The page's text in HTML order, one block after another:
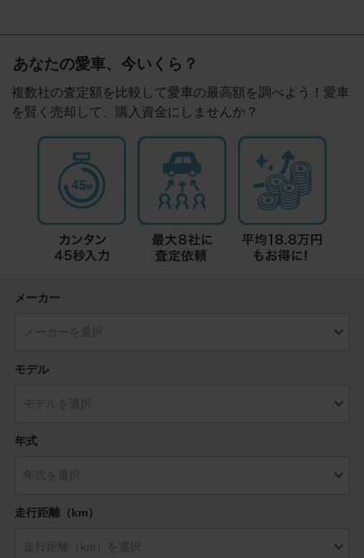
あなたの愛車、今いくら？
複数社の査定額を比較して愛車の最高額を調べよう！愛車
を賢く売却して、購入資金にしませんか？
メーカー
モデル
年式
走行距離（km）